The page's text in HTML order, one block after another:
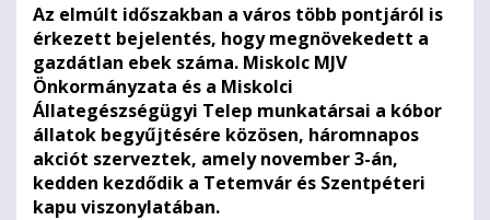
Az elmúlt időszakban a város több pontjáról is
érkezett bejelentés, hogy megnövekedett a
gazdátlan ebek száma. Miskolc MJV
Önkormányzata és a Miskolci
Állategészségügyi Telep munkatársai a kóbor
állatok begyűjtésére közösen, háromnapos
akciót szerveztek, amely november 3-án,
kedden kezdődik a Tetemvár és Szentpéteri
kapu viszonylatában.